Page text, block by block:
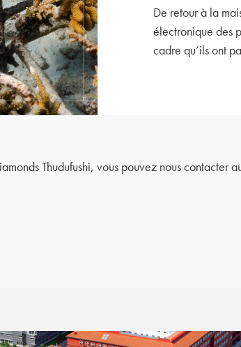
De retour à la
électronique des
cadre qu’ils ont
Thudufushi, vous pouvez nous contacter